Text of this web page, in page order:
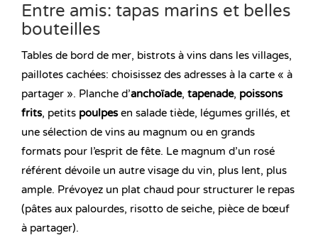
Entre amis: tapas marins et belles
bouteilles
Tables de bord de mer, bistrots à vins dans les villages,
paillotes cachées: choisissez des adresses à la carte « à
partager ». Planche d’anchoïade, tapenade, poissons
frits, petits poulpesen salade tiède, légumes grillés, et
une sélection de vins au magnum ou en grands
formats pour l’esprit de fête. Le magnum d’un rosé
référent dévoile un autre visage du vin, plus lent, plus
ample. Prévoyez un plat chaud pour structurer le repas
(pâtes aux palourdes, risotto de seiche, pièce de bœuf
à partager).